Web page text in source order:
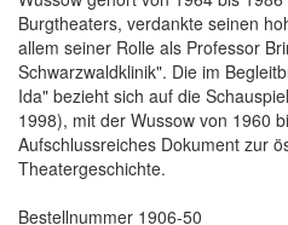
Burgtheaters, verdankte seinen
allem seiner Rolle als Professor
Schwarzwaldklinik". Die im
Ida" bezieht sich auf die
1998), mit der Wussow von 1960
Aufschlussreiches Dokument zur
Theatergeschichte.
Bestellnummer 1906-50